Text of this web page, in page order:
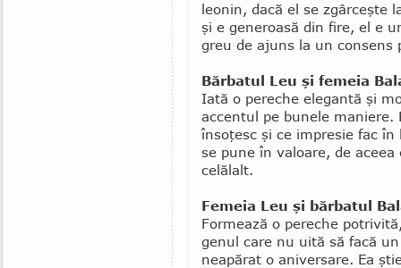
leonin, dacă el se zgârceşte
şi e generoasă din fire, el e
greu de ajuns la un
Bărbatul Leu şi femeia
Iată o pereche elegantă şi
accentul pe bunele maniere.
însoţesc şi ce impresie fac
se pune în valoare, de
celălalt.
Femeia Leu şi bărbatul
Formează o pereche
genul care nu uită să facă
neapărat o aniversare. Ea